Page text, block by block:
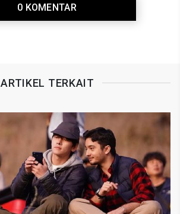
0 KOMENTAR
ARTIKEL TERKAIT